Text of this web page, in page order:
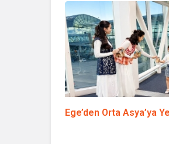
Ege’den Orta Asya’ya